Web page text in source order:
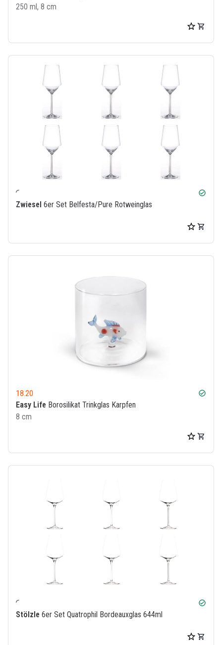
250 ml, 8 cm
check_circle
Zwiesel 6er Set Belfesta/Pure Rotweinglas
18.20 check_circle
Easy Life Borosilikat Trinkglas Karpfen
8 cm
check_circle
Stölzle 6er Set Quatrophil Bordeauxglas 644ml